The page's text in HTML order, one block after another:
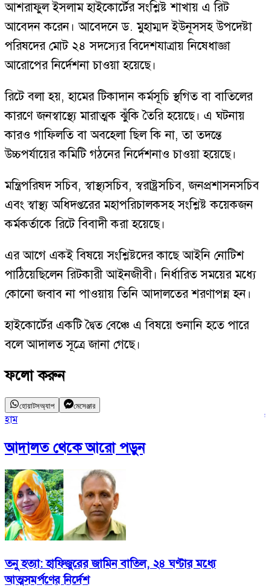
আশরাফুল ইসলাম হাইকোর্টের সংশ্লিষ্ট শাখায় এ রিট
আবেদন করেন। আবেদনে ড. মুহাম্মদ ইউনূসসহ উপদেষ্টা
পরিষদের মোট ২৪ সদস্যের বিদেশযাত্রায় নিষেধাজ্ঞা
আরোপের নির্দেশনা চাওয়া হয়েছে।
রিটে বলা হয়, হামের টিকাদান কর্মসূচি স্থগিত বা বাতিলের
কারণে জনস্বাস্থ্যে মারাত্মক ঝুঁকি তৈরি হয়েছে। এ ঘটনায়
কারও গাফিলতি বা অবহেলা ছিল কি না, তা তদন্তে
উচ্চপর্যায়ের কমিটি গঠনের নির্দেশনাও চাওয়া হয়েছে।
মন্ত্রিপরিষদ সচিব, স্বাস্থ্যসচিব, স্বরাষ্ট্রসচিব, জনপ্রশাসনসচিব
এবং স্বাস্থ্য অধিদপ্তরের মহাপরিচালকসহ সংশ্লিষ্ট কয়েকজন
কর্মকর্তাকে রিটে বিবাদী করা হয়েছে।
এর আগে একই বিষয়ে সংশ্লিষ্টদের কাছে আইনি নোটিশ
পাঠিয়েছিলেন রিটকারী আইনজীবী। নির্ধারিত সময়ের মধ্যে
কোনো জবাব না পাওয়ায় তিনি আদালতের শরণাপন্ন হন।
হাইকোর্টের একটি দ্বৈত বেঞ্চে এ বিষয়ে শুনানি হতে পারে
বলে আদালত সূত্রে জানা গেছে।
ফলো করুন
হোয়াটসঅ্যাপ মেসেঞ্জার
হাম
আদালতথেকে আরো পড়ুন
তনু হত্যা: হাফিজুরের জামিন বাতিল, ২৪ ঘণ্টার মধ্যে
আত্মসমর্পণের নির্দেশ